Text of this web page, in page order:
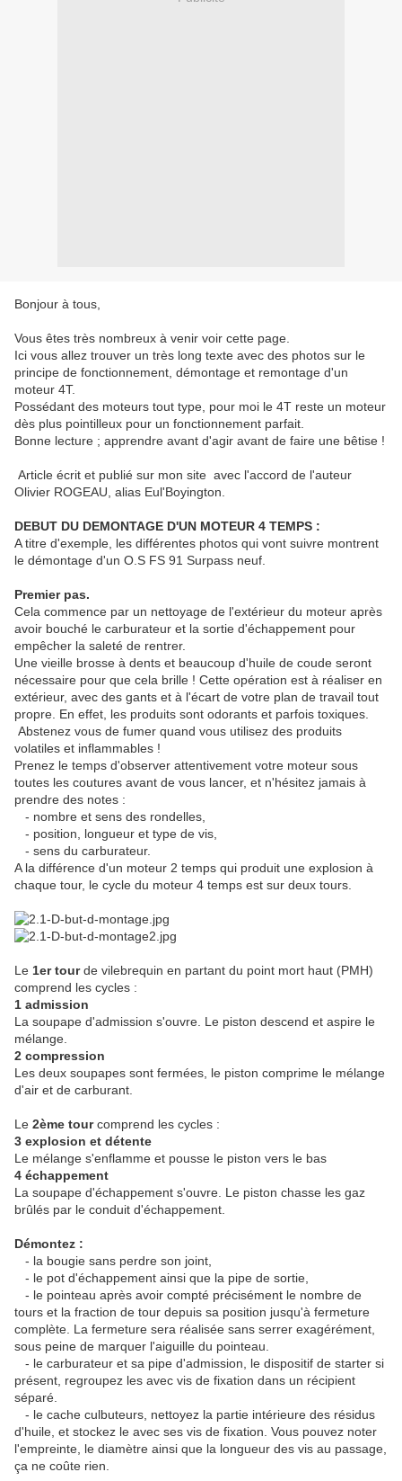
Bonjour à tous,
Vous êtes très nombreux à venir voir cette page.
Ici vous allez trouver un très long texte avec des photos sur le
principe de fonctionnement, démontage et remontage d'un
moteur 4T.
Possédant des moteurs tout type, pour moi le 4T reste un moteur
dès plus pointilleux pour un fonctionnement parfait.
Bonne lecture ; apprendre avant d'agir avant de faire une bêtise !
Article écrit et publié sur mon site avec l'accord de l'auteur
Olivier ROGEAU, alias Eul'Boyington.
DEBUT DU DEMONTAGE D'UN MOTEUR 4 TEMPS :
A titre d'exemple, les différentes photos qui vont suivre montrent
le démontage d'un O.S FS 91 Surpass neuf.
Premier pas.
Cela commence par un nettoyage de l'extérieur du moteur après
avoir bouché le carburateur et la sortie d'échappement pour
empêcher la saleté de rentrer.
Une vieille brosse à dents et beaucoup d'huile de coude seront
nécessaire pour que cela brille ! Cette opération est à réaliser en
extérieur, avec des gants et à l'écart de votre plan de travail tout
propre. En effet, les produits sont odorants et parfois toxiques.
Abstenez vous de fumer quand vous utilisez des produits
volatiles et inflammables !
Prenez le temps d'observer attentivement votre moteur sous
toutes les coutures avant de vous lancer, et n'hésitez jamais à
prendre des notes :
- nombre et sens des rondelles,
- position, longueur et type de vis,
- sens du carburateur.
A la différence d'un moteur 2 temps qui produit une explosion à
chaque tour, le cycle du moteur 4 temps est sur deux tours.
Le 1er tourde vilebrequin en partant du point mort haut (PMH)
comprend les cycles :
1 admission
La soupape d'admission s'ouvre. Le piston descend et aspire le
mélange.
2 compression
Les deux soupapes sont fermées, le piston comprime le mélange
d'air et de carburant.
Le 2ème tourcomprend les cycles :
3 explosion et détente
Le mélange s'enflamme et pousse le piston vers le bas
4 échappement
La soupape d'échappement s'ouvre. Le piston chasse les gaz
brûlés par le conduit d'échappement.
Démontez :
- la bougie sans perdre son joint,
- le pot d'échappement ainsi que la pipe de sortie,
- le pointeau après avoir compté précisément le nombre de
tours et la fraction de tour depuis sa position jusqu'à fermeture
complète. La fermeture sera réalisée sans serrer exagérément,
sous peine de marquer l'aiguille du pointeau.
- le carburateur et sa pipe d'admission, le dispositif de starter si
présent, regroupez les avec vis de fixation dans un récipient
séparé.
- le cache culbuteurs, nettoyez la partie intérieure des résidus
d'huile, et stockez le avec ses vis de fixation. Vous pouvez noter
l'empreinte, le diamètre ainsi que la longueur des vis au passage,
ça ne coûte rien.